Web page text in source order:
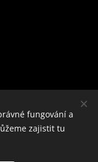
fungování a
zajistit tu